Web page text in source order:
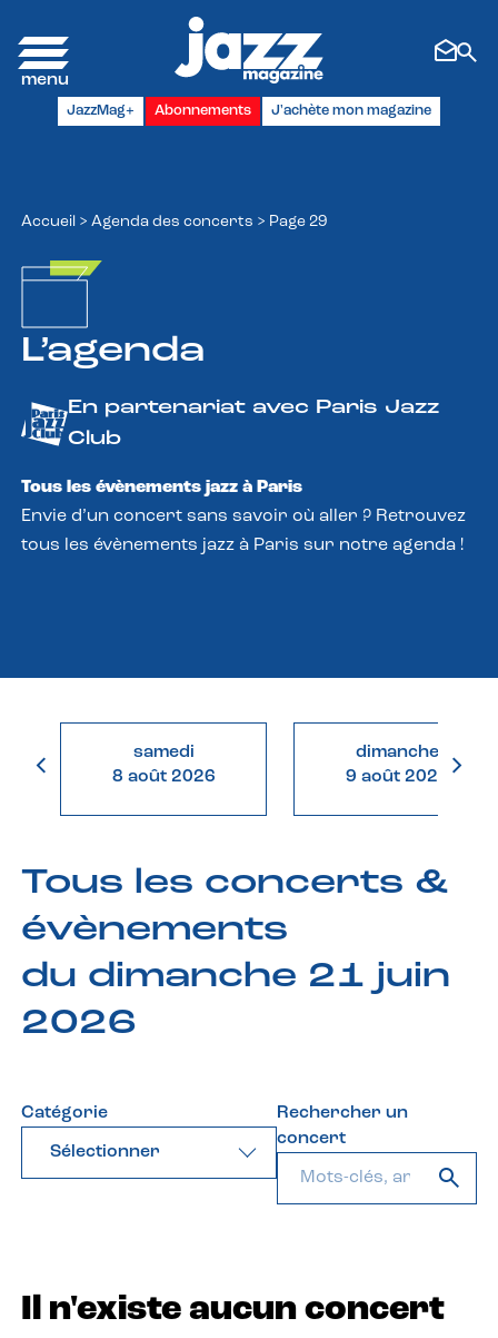
JazzMag+ Abonnements J'achète mon magazine
Accueil > Agenda des concerts > Page 29
L’agenda
En partenariat avec Paris Jazz
Club
Tous les évènements jazz à Paris
Envie d’un concert sans savoir où aller ? Retrouvez
tous les évènements jazz à Paris sur notre agenda !
samedi
8 août 2026
dimanche
9 août 2026
Tous les concerts &
évènements
du dimanche 21 juin
2026
Catégorie
Sélectionner
Rechercher un
concert
Il n'existe aucun concert